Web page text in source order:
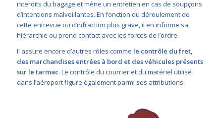
interdits du bagage et mène un entretien en cas de soupçons
d’intentions malveillantes. En fonction du déroulement de
cette entrevue ou d’infraction plus grave, il en informe sa
hiérarchie ou prend contact avec les forces de l’ordre.
Il assure encore d’autres rôles comme le contrôle du fret,
des marchandises entrées à bord et des véhicules présents
sur le tarmac. Le contrôle du courrier et du matériel utilisé
dans l’aéroport figure également parmi ses attributions.